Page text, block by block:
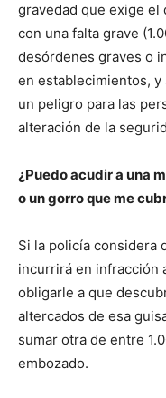
gravedad que exige
con una falta grave
desórdenes graves o
en establecimientos,
un peligro para las
alteración de la
¿Puedo acudir a una
o un gorro que me
Si la policía considera
incurrirá en infracción
obligarle a que
altercados de esa
sumar otra de entre
embozado.